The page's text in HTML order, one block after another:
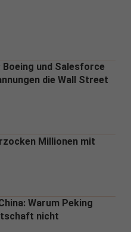
und Salesforce
die Wall Street
Millionen mit
Warum Peking
nicht